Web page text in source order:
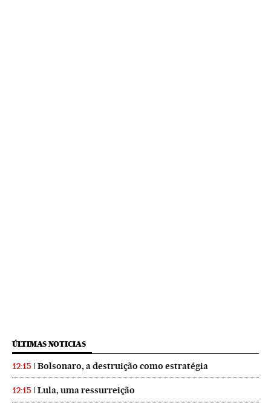
ÚLTIMAS NOTICIAS
12:15 Bolsonaro, a destruição como estratégia
12:15 Lula, uma ressurreição